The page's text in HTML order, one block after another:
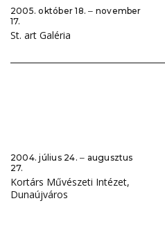
2005. október 18. ‒ november
17.
St. art Galéria
2004. július 24. ‒ augusztus
27.
Kortárs Művészeti Intézet,
Dunaújváros